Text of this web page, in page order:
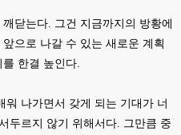
닫는다. 그건 지금까지의 방황에
으로 나갈 수 있는 새로운 계획
한결 높인다.
나가면서 갖게 되는 기대가 너
두르지 않기 위해서다. 그만큼 중